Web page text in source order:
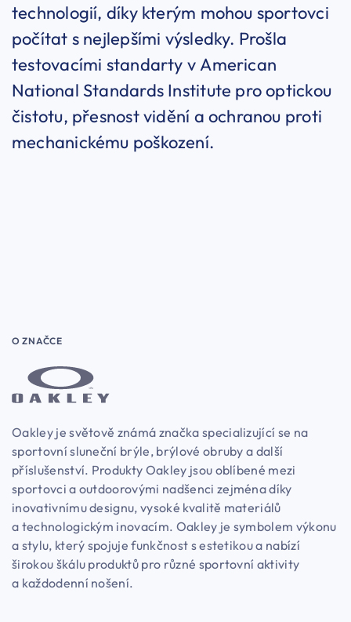
technologií, díky kterým mohou sportovci
počítat s nejlepšími výsledky. Prošla
testovacími standarty v American
National Standards Institute pro optickou
čistotu, přesnost vidění a ochranou proti
mechanickému poškození.
O ZNAČCE
Oakley je světově známá značka specializující se na
sportovní sluneční brýle, brýlové obruby a další
příslušenství. Produkty Oakley jsou oblíbené mezi
sportovci a outdoorovými nadšenci zejména díky
inovativnímu designu, vysoké kvalitě materiálů
a technologickým inovacím. Oakley je symbolem výkonu
a stylu, který spojuje funkčnost s estetikou a nabízí
širokou škálu produktů pro různé sportovní aktivity
a každodenní nošení.